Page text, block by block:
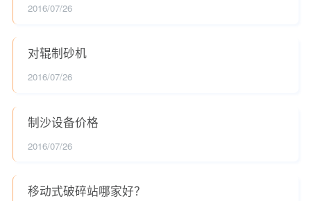
2016/07/26
对辊制砂机
2016/07/26
制沙设备价格
2016/07/26
移动式破碎站哪家好？